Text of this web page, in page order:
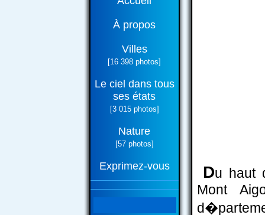
À propos
Villes
[16 398 photos]
Le ciel dans tous
ses états
[3 015 photos]
Nature
[57 photos]
Exprimez-vous Du haut
Mont